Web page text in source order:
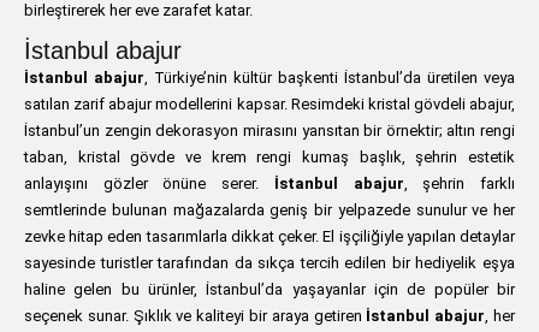
birleştirerek her eve zarafet katar.
İstanbul abajur
İstanbul abajur, Türkiye’nin kültür başkenti İstanbul’da üretilen veya
satılan zarif abajur modellerini kapsar. Resimdeki kristal gövdeli abajur,
İstanbul’un zengin dekorasyon mirasını yansıtan bir örnektir; altın rengi
taban, kristal gövde ve krem rengi kumaş başlık, şehrin estetik
anlayışını gözler önüne serer. İstanbul abajur, şehrin farklı
semtlerinde bulunan mağazalarda geniş bir yelpazede sunulur ve her
zevke hitap eden tasarımlarla dikkat çeker. El işçiliğiyle yapılan detaylar
sayesinde turistler tarafından da sıkça tercih edilen bir hediyelik eşya
haline gelen bu ürünler, İstanbul’da yaşayanlar için de popüler bir
seçenek sunar. Şıklık ve kaliteyi bir araya getiren İstanbul abajur, her